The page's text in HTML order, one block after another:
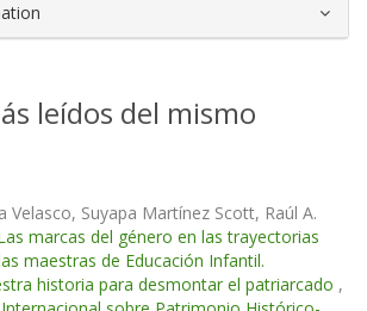
leídos del mismo
Velasco, Suyapa Martínez Scott, Raúl A.
marcas del género en las trayectorias
maestras de Educación Infantil.
historia para desmontar el patriarcado ,